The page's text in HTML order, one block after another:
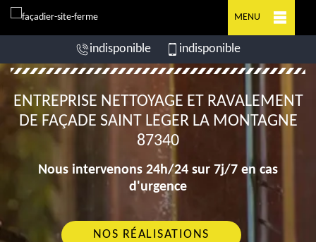
MENU
indisponible indisponible
ENTREPRISE NETTOYAGE ET RAVALEMENT
DE FAÇADE SAINT LEGER LA MONTAGNE
87340
Nous intervenons 24h/24 sur 7j/7 en cas
d'urgence
NOS RÉALISATIONS